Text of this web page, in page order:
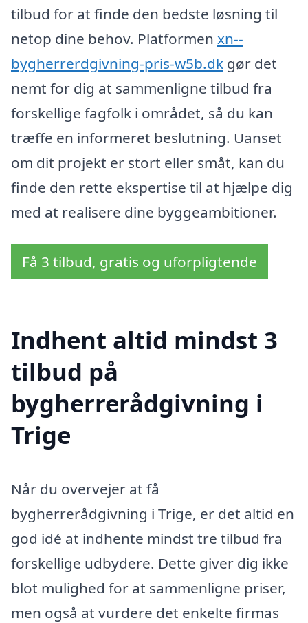
tilbud for at finde den bedste løsning til
netop dine behov. Platformen xn--
bygherrerdgivning-pris-w5b.dk gør det
nemt for dig at sammenligne tilbud fra
forskellige fagfolk i området, så du kan
træffe en informeret beslutning. Uanset
om dit projekt er stort eller småt, kan du
finde den rette ekspertise til at hjælpe dig
med at realisere dine byggeambitioner.
Få 3 tilbud, gratis og uforpligtende
Indhent altid mindst 3
tilbud på
bygherrerådgivning i
Trige
Når du overvejer at få
bygherrerådgivning i Trige, er det altid en
god idé at indhente mindst tre tilbud fra
forskellige udbydere. Dette giver dig ikke
blot mulighed for at sammenligne priser,
men også at vurdere det enkelte firmas